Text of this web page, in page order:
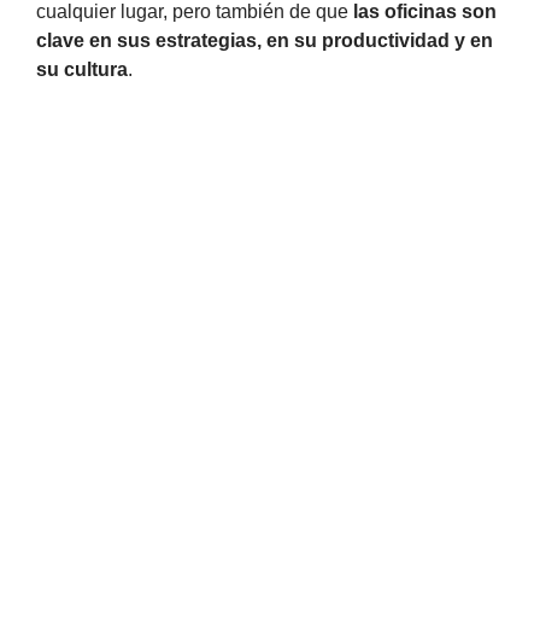
cualquier lugar, pero también de que las oficinas son
clave en sus estrategias, en su productividad y en
su cultura.